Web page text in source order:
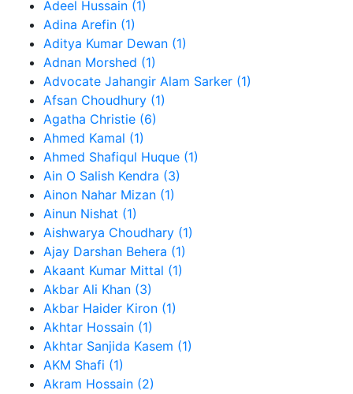
Adeel Hussain (1)
Adina Arefin (1)
Aditya Kumar Dewan (1)
Adnan Morshed (1)
Advocate Jahangir Alam Sarker (1)
Afsan Choudhury (1)
Agatha Christie (6)
Ahmed Kamal (1)
Ahmed Shafiqul Huque (1)
Ain O Salish Kendra (3)
Ainon Nahar Mizan (1)
Ainun Nishat (1)
Aishwarya Choudhary (1)
Ajay Darshan Behera (1)
Akaant Kumar Mittal (1)
Akbar Ali Khan (3)
Akbar Haider Kiron (1)
Akhtar Hossain (1)
Akhtar Sanjida Kasem (1)
AKM Shafi (1)
Akram Hossain (2)